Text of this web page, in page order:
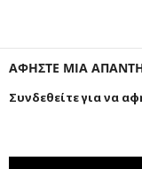
ΑΦΗΣΤΕ ΜΙΑ
Συνδεθείτε για να